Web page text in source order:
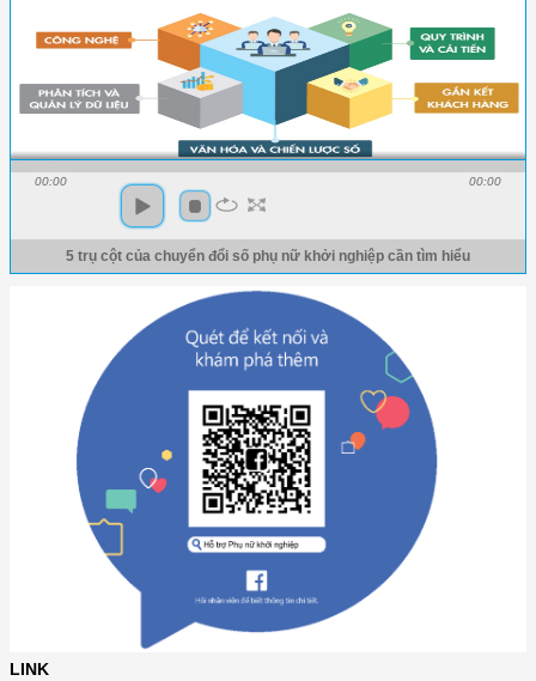
00:00 00:00
5 trụ cột của chuyển đổi số phụ nữ khởi nghiệp cần tìm hiểu
LINK